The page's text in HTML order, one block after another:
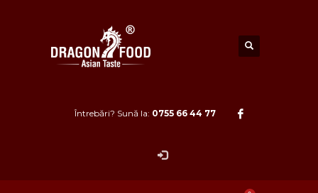
Întrebări? Sună la: 0755 66 44 77